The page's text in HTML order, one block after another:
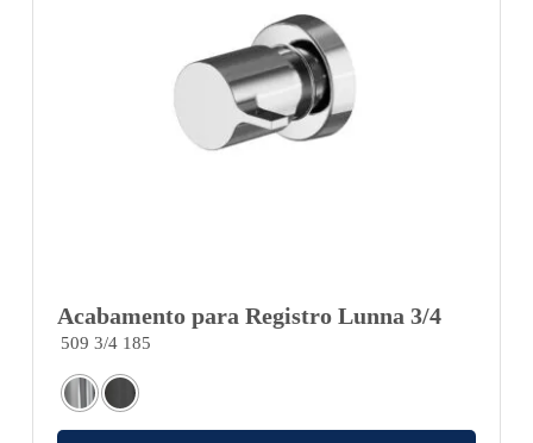
Acabamento para Registro Lunna 3/4
509 3/4 185